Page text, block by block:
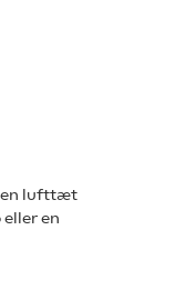
en lufttæt
en